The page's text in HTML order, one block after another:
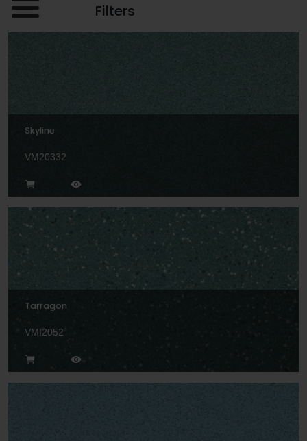
Filters
Skyline
VM20332
Tarragon
VMI2052